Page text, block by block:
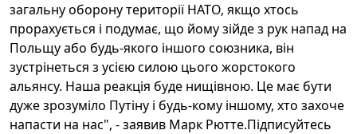
загальну оборону території НАТО, якщо хтось
прорахується і подумає, що йому зійде з рук напад на
Польщу або будь-якого іншого союзника, він
зустрінеться з усією силою цього жорстокого
альянсу. Наша реакція буде нищівною. Це має бути
дуже зрозуміло Путіну і будь-кому іншому, хто захоче
напасти на нас", - заявив Марк Рютте.Підписуйтесь